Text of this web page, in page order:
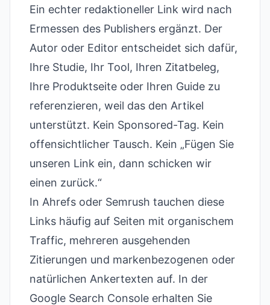
Ein echter redaktioneller Link wird nach
Ermessen des Publishers ergänzt. Der
Autor oder Editor entscheidet sich dafür,
Ihre Studie, Ihr Tool, Ihren Zitatbeleg,
Ihre Produktseite oder Ihren Guide zu
referenzieren, weil das den Artikel
unterstützt. Kein Sponsored-Tag. Kein
offensichtlicher Tausch. Kein „Fügen Sie
unseren Link ein, dann schicken wir
einen zurück.“
In Ahrefs oder Semrush tauchen diese
Links häufig auf Seiten mit organischem
Traffic, mehreren ausgehenden
Zitierungen und markenbezogenen oder
natürlichen Ankertexten auf. In der
Google Search Console erhalten Sie